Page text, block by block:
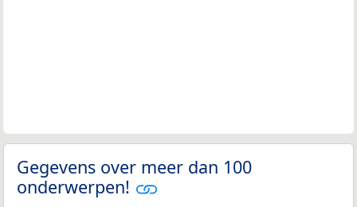
Gegevens over meer dan 100
onderwerpen!